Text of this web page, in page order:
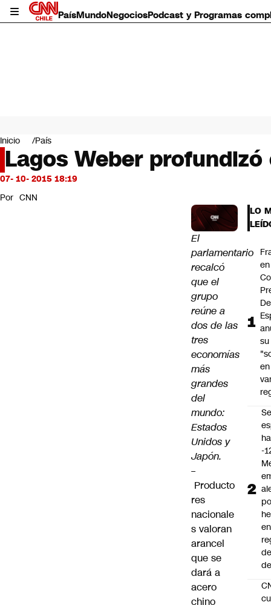
PaísMundoNegociosPodcast y Programas
Mundo
Negocios
Deportes
Programas completos
Servicios
Inicio País
Lagos Weber
07- 10- 2015 18:19
Por CNN
El
parlamentario
recalcó
que el
grupo
reúne a
dos de las
tres
economías
más
grandes
del
mundo:
Estados
Unidos y
Japón.
–
Producto
res
nacionale
s valoran
arancel
que se
dará a
acero
chino
LO
en
en
Se
-